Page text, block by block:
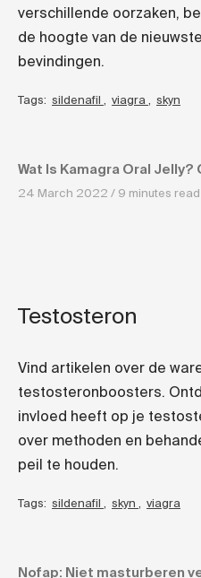
verschillende oorzaken,
de hoogte van de
bevindingen.
Tags: sildenafil , viagra , skyn
Wat Is Kamagra Oral
24 March 2022 / 9 minutes
Testosteron
Vind artikelen over de
testosteronboosters.
invloed heeft op je
over methoden en
peil te houden.
Tags: sildenafil , skyn , viagra